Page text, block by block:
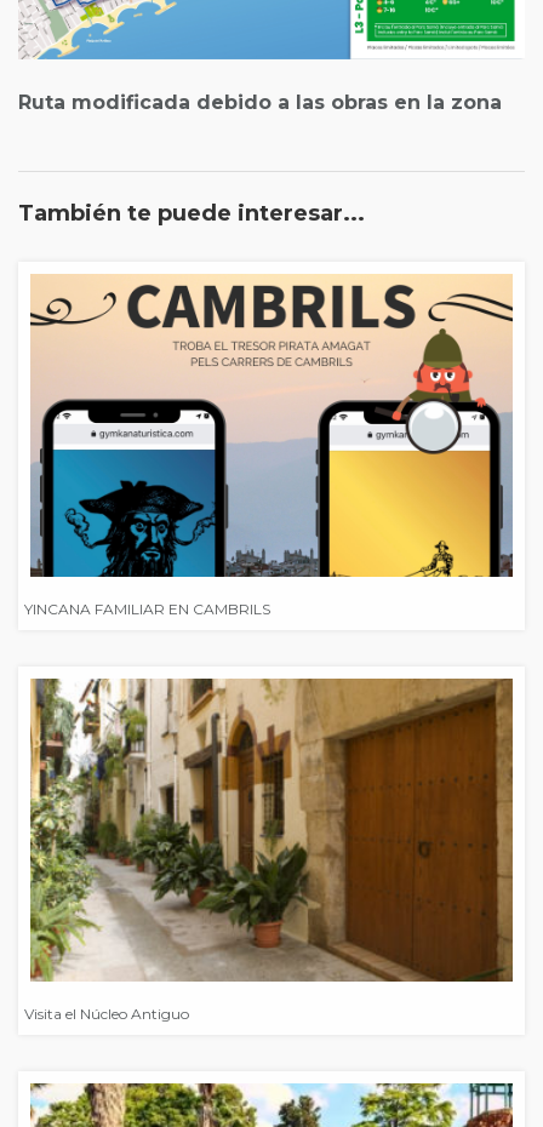
Ruta modificada debido a las obras en la zona
También te puede interesar...
YINCANA FAMILIAR EN CAMBRILS
Visita el Núcleo Antiguo